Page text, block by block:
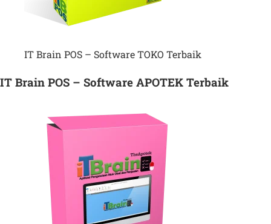
IT Brain POS – Software TOKO Terbaik
IT Brain POS – Software APOTEK Terbaik